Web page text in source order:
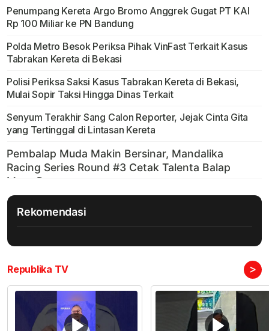
Penumpang Kereta Argo Bromo Anggrek Gugat PT KAI
Rp 100 Miliar ke PN Bandung
Polda Metro Besok Periksa Pihak VinFast Terkait Kasus
Tabrakan Kereta di Bekasi
Polisi Periksa Saksi Kasus Tabrakan Kereta di Bekasi,
Mulai Sopir Taksi Hingga Dinas Terkait
Senyum Terakhir Sang Calon Reporter, Jejak Cinta Gita
yang Tertinggal di Lintasan Kereta
Rekomendasi
Republika TV >